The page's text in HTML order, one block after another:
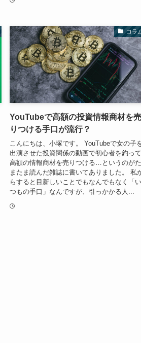
コラ
YouTubeで高額の投資情報商材を売
りつける手口が流行？
こんにちは、小塚です。 YouTubeで女の子
出演させた投資関係の動画で初心者を釣って
高額の情報商材を売りつける…というのがた
またま読んだ雑誌に書いてありました。 私
らすると目新しいことでもなんでもなく「い
つもの手口」なんですが、引っかかる人...